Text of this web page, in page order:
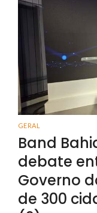
GERAL
Band
debate
Governo
de 300